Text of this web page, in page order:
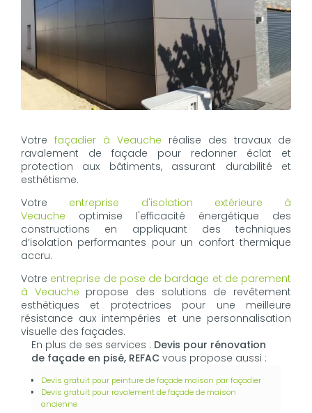
Votre façadier à Veauche réalise des travaux de
ravalement de façade pour redonner éclat et
protection aux bâtiments, assurant durabilité et
esthétisme.
Votre entreprise d'isolation extérieure à
Veauche optimise l'efficacité énergétique des
constructions en appliquant des techniques
d’isolation performantes pour un confort thermique
accru.
Votre entreprise de pose de bardage et de parement
à Veauche propose des solutions de revêtement
esthétiques et protectrices pour une meilleure
résistance aux intempéries et une personnalisation
visuelle des façades.
En plus de ses services : Devis pour rénovation
de façade en pisé, REFAC vous propose aussi :
Devis gratuit pour peinture de façade maison par façadier
Devis gratuit pour ravalement de façade de maison
ancienne